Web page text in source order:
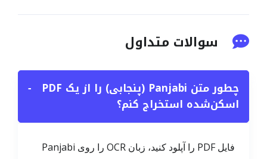
سوالات متداول
چطور متن Panjabi (پنجابی) را از یک PDF
اسکن‌شده استخراج کنم؟
−
فایل PDF را آپلود کنید، زبان OCR را روی Panjabi